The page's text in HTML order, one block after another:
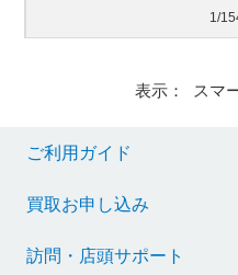
1/
表示： スマ
ご利用ガイド
買取お申し込み
訪問・店頭サポート